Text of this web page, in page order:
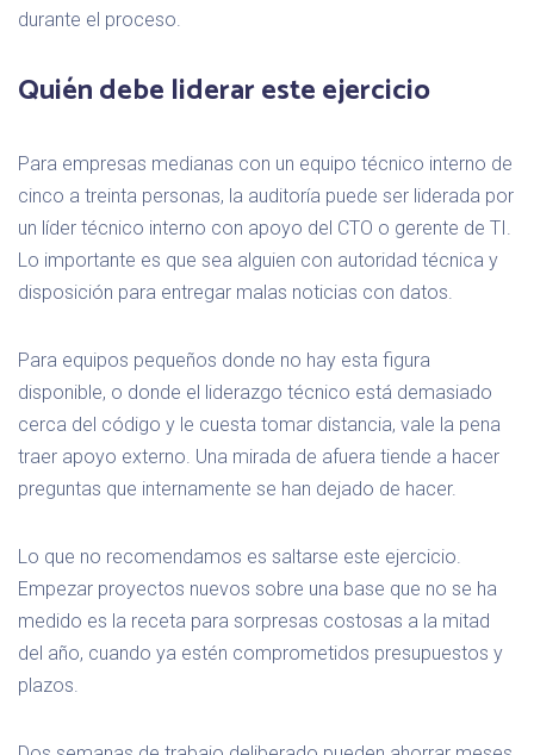
durante el proceso.
Quién debe liderar este ejercicio
Para empresas medianas con un equipo técnico interno de
cinco a treinta personas, la auditoría puede ser liderada por
un líder técnico interno con apoyo del CTO o gerente de TI.
Lo importante es que sea alguien con autoridad técnica y
disposición para entregar malas noticias con datos.
Para equipos pequeños donde no hay esta figura
disponible, o donde el liderazgo técnico está demasiado
cerca del código y le cuesta tomar distancia, vale la pena
traer apoyo externo. Una mirada de afuera tiende a hacer
preguntas que internamente se han dejado de hacer.
Lo que no recomendamos es saltarse este ejercicio.
Empezar proyectos nuevos sobre una base que no se ha
medido es la receta para sorpresas costosas a la mitad
del año, cuando ya estén comprometidos presupuestos y
plazos.